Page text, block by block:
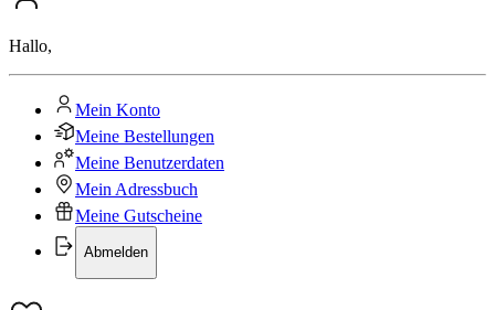
Hallo,
Mein Konto
Meine Bestellungen
Meine Benutzerdaten
Mein Adressbuch
Meine Gutscheine
Abmelden